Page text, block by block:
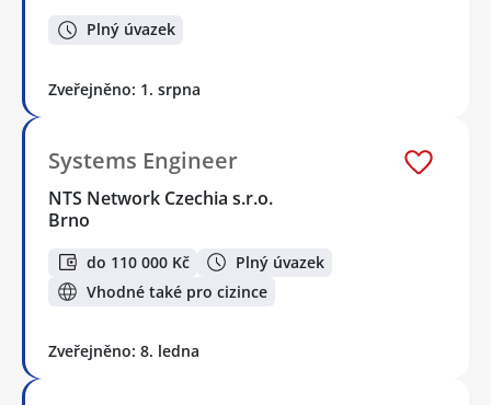
Plný úvazek
Zveřejněno: 1. srpna
Systems Engineer
NTS Network Czechia s.r.o.
Brno
do 110 000 Kč
Plný úvazek
Vhodné také pro cizince
Zveřejněno: 8. ledna